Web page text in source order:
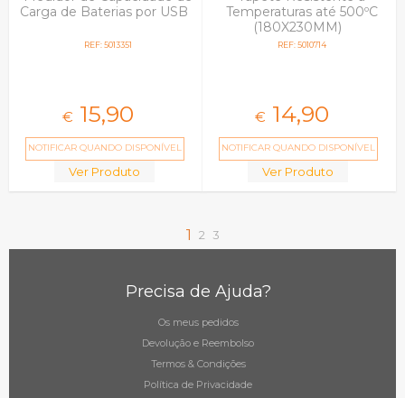
Carga de Baterias por USB
REF: 5013351
€ 15,90
NOTIFICAR QUANDO DISPONÍVEL
Ver Produto
Temperaturas até 500ºC
(180X230MM)
REF: 5010714
€ 14,90
NOTIFICAR QUANDO DISPONÍVEL
Ver Produto
1 2 3
Precisa de Ajuda?
Os meus pedidos
Devolução e Reembolso
Termos & Condições
Política de Privacidade